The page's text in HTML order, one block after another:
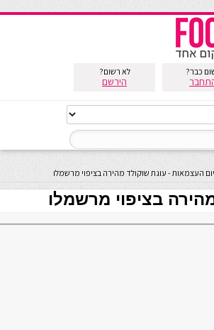
כבר? לא רשום?
הירשם
יום העצמאות- עוגת שוקולד מהירה בציפוי מרשמלו
בציפוי מרשמלו